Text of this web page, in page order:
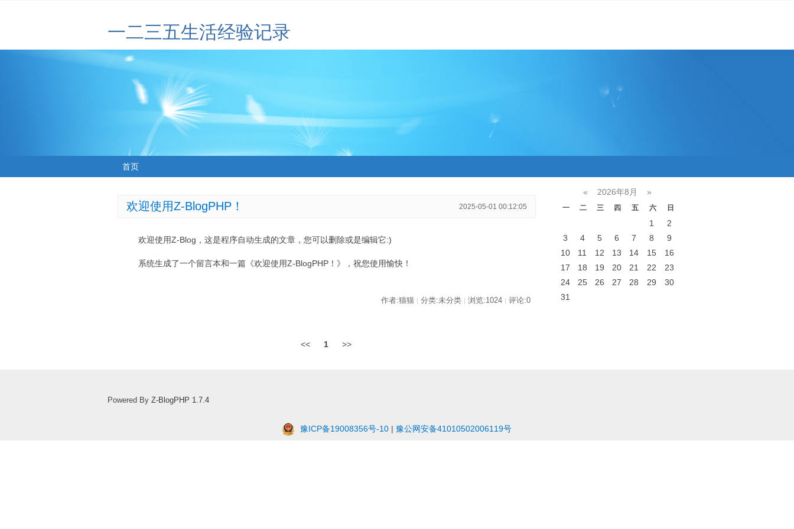
一二三五生活经验记录
首页
欢迎使用Z-BlogPHP！ 2025-05-01 00:12:05
欢迎使用Z-Blog，这是程序自动生成的文章，您可以删除或是编辑它:)
系统生成了一个留言本和一篇《欢迎使用Z-BlogPHP！》，祝您使用愉快！
作者:猫猫 | 分类:未分类 | 浏览:1024 | 评论:0
<< 1 >>
« 2026年8月 »
一 二 三 四 五 六 日
1
2
3
4 5 6 7 8
9
10
11 12 13 14 15
16
17
18 19 20 21 22
23
24
25 26 27 28 29
30
31
Powered By Z-BlogPHP 1.7.4
豫ICP备19008356号-10 | 豫公网安备41010502006119号